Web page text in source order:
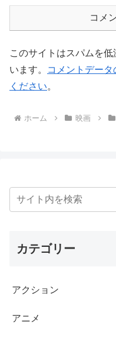
コメ
このサイトはスパムを
います。
コメントデー
ください。
ホーム 映画
カテゴリー
アクション
アニメ